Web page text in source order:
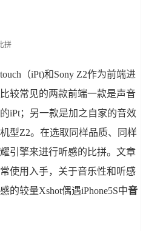
（iPt)和Sony Z2作为前端进
较常见的两款前端一款是声音
iPt；另一款是加之自家的音效
型Z2。在选取同样品质、同样
引擎来进行听感的比拼。文章
使用入手，关于音乐性和听感
的较量Xshot偶遇iPhone5S中音